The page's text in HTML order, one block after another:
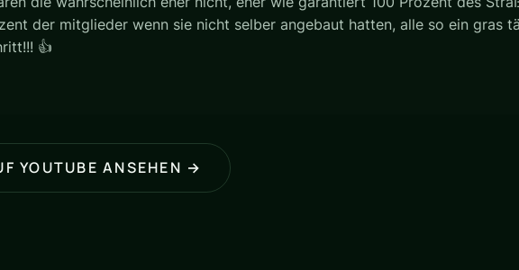
der mitglieder wenn sie nicht selber angebaut hatten, alle so ein gras
👍
YOUTUBE ANSEHEN →